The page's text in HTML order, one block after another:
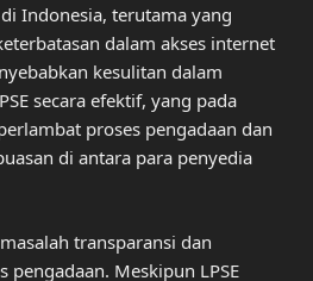
Indonesia, terutama yang
dalam akses internet
kesulitan dalam
secara efektif, yang pada
proses pengadaan dan
di antara para penyedia
transparansi dan
pengadaan. Meskipun LPSE